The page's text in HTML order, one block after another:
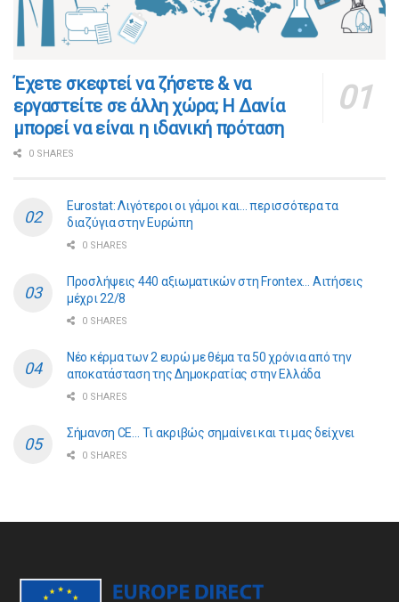
​​Έχετε σκεφτεί να ζήσετε & να
εργαστείτε σε άλλη χώρα; Η Δανία
μπορεί να είναι η ιδανική πρόταση
0 SHARES
Eurostat: Λιγότεροι οι γάμοι και… περισσότερα τα
διαζύγια στην Ευρώπη
0 SHARES
Προσλήψεις 440 αξιωματικών στη Frontex… Αιτήσεις
μέχρι 22/8
0 SHARES
Νέο κέρμα των 2 ευρώ με θέμα τα 50 χρόνια από την
αποκατάσταση της Δημοκρατίας στην Ελλάδα
0 SHARES
Σήμανση CE… Τι ακριβώς σημαίνει και τι μας δείχνει
0 SHARES